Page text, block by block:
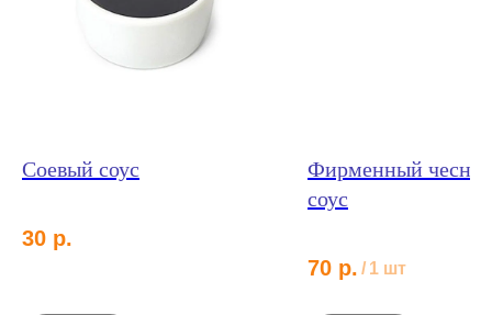
Соевый соус
30 р.
Фирменный
соус
70 р. / 1 шт